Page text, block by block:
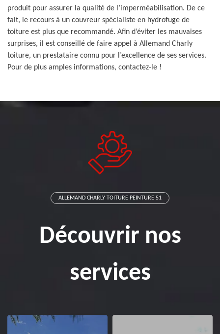
produit pour assurer la qualité de l’imperméabilisation. De ce
fait, le recours à un couvreur spécialiste en hydrofuge de
toiture est plus que recommandé. Afin d’éviter les mauvaises
surprises, il est conseillé de faire appel à Allemand Charly
toiture, un prestataire connu pour l’excellence de ses services.
Pour de plus amples informations, contactez-le !
ALLEMAND CHARLY TOITURE PEINTURE 51
Découvrir nos
services